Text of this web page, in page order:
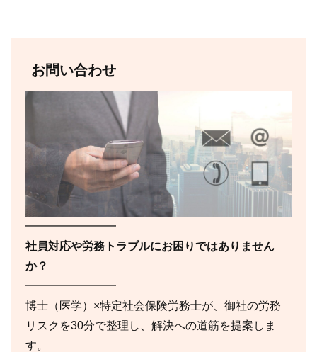
お問い合わせ
━━━━━━━━
社員対応や労務トラブルにお困りではありません
か？
━━━━━━━━
博士（医学）×特定社会保険労務士が、御社の労務
リスクを30分で整理し、解決への道筋を提案しま
す。